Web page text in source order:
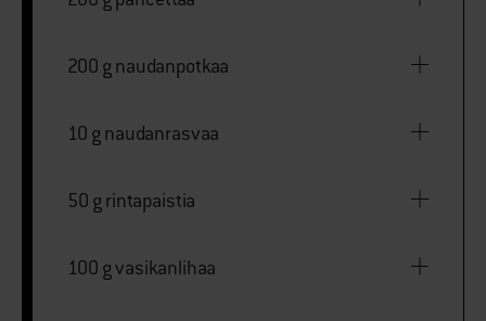
200 g naudanpotkaa
10 g naudanrasvaa
50 g rintapaistia
100 g vasikanlihaa